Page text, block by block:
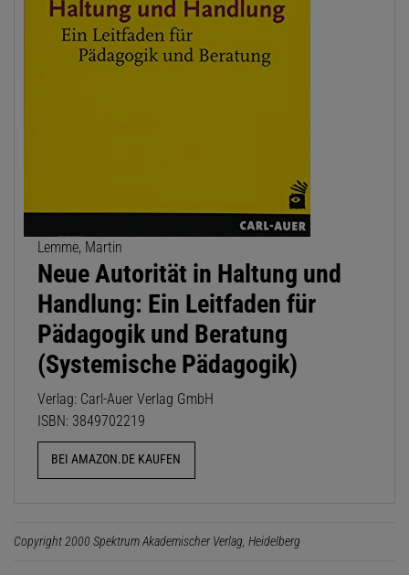
Lemme, Martin
Neue Autorität in Haltung und
Handlung: Ein Leitfaden für
Pädagogik und Beratung
(Systemische Pädagogik)
Verlag: Carl-Auer Verlag GmbH
ISBN: 3849702219
BEI AMAZON.DE KAUFEN
Copyright 2000 Spektrum Akademischer Verlag, Heidelberg